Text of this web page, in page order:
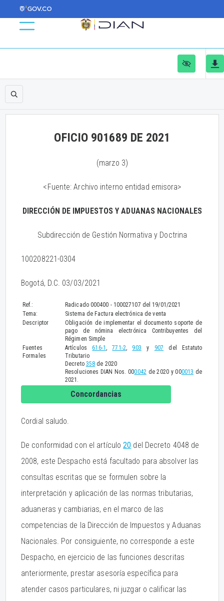
OFICIO 901689 DE 2021
(marzo 3)
<Fuente: Archivo interno entidad emisora>
DIRECCIÓN DE IMPUESTOS Y ADUANAS NACIONALES
Subdirección de Gestión Normativa y Doctrina
100208221-0304
Bogotá, D.C. 03/03/2021
Ref.:
Radicado 000400 - 100027107 del 19/01/2021
Tema:
Sistema de Factura electrónica de venta
Descriptor
Obligación de implementar el documento soporte de
pago de nómina electrónica Contribuyentes del
Régimen Simple
Fuentes
Formales
Artículos616-1 ,771-2, 903 y 907 del Estatuto
Tributario
Decreto 358 de 2020
Resoluciones DIAN Nos. 000042de 2020 y 000013 de
2021.
Concordancias
Cordial saludo.
De conformidad con el artículo20 del Decreto 4048 de
2008, este Despacho está facultado para absolver las
consultas escritas que se formulen sobre la
interpretación y aplicación de las normas tributarias,
aduaneras y cambiarias, en el marco de las
competencias de la Dirección de Impuestos y Aduanas
Nacionales. Por consiguiente, no corresponde a este
Despacho, en ejercicio de las funciones descritas
anteriormente, prestar asesoría específica para
atender casos particulares, ni juzgar o calificar las